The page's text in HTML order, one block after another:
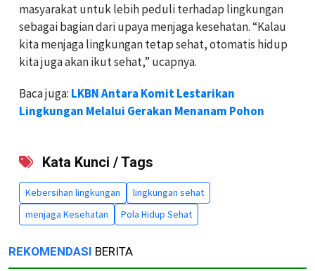
masyarakat untuk lebih peduli terhadap lingkungan
sebagai bagian dari upaya menjaga kesehatan. “Kalau
kita menjaga lingkungan tetap sehat, otomatis hidup
kita juga akan ikut sehat,” ucapnya.
Baca juga: LKBN Antara Komit Lestarikan
Lingkungan Melalui Gerakan Menanam Pohon
Kata Kunci / Tags
Kebersihan lingkungan
lingkungan sehat
menjaga Kesehatan
Pola Hidup Sehat
REKOMENDASI BERITA